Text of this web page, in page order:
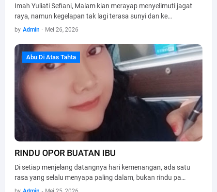
Imah Yuliati Sefiani, Malam kian merayap menyelimuti jagat
raya, namun kegelapan tak lagi terasa sunyi dan ke…
by Admin - Mei 26, 2026
Abu Di Atas Tahta
Abu Di Atas Tahta
RINDU OPOR BUATAN IBU
Di setiap menjelang datangnya hari kemenangan, ada satu
rasa yang selalu menyapa paling dalam, bukan rindu pa…